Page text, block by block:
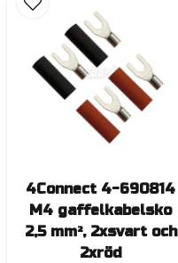
4Connect 4-690814
M4 gaffelkabelsko
2,5 mm², 2xsvart och
2xröd